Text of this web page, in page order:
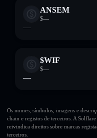
ANSEM
$—
—
$WIF
$—
—
Os nomes, símbolos, imagens e
chain e registos de terceiros. A
reivindica direitos sobre marcas
terceiros.